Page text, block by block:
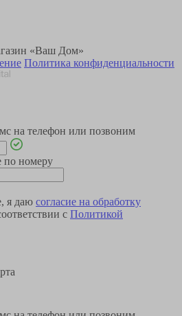
«Ваш Дом»
Политика конфиденциальности
на телефон или позвоним
по номеру
я даю согласие на обработку
с Политикой